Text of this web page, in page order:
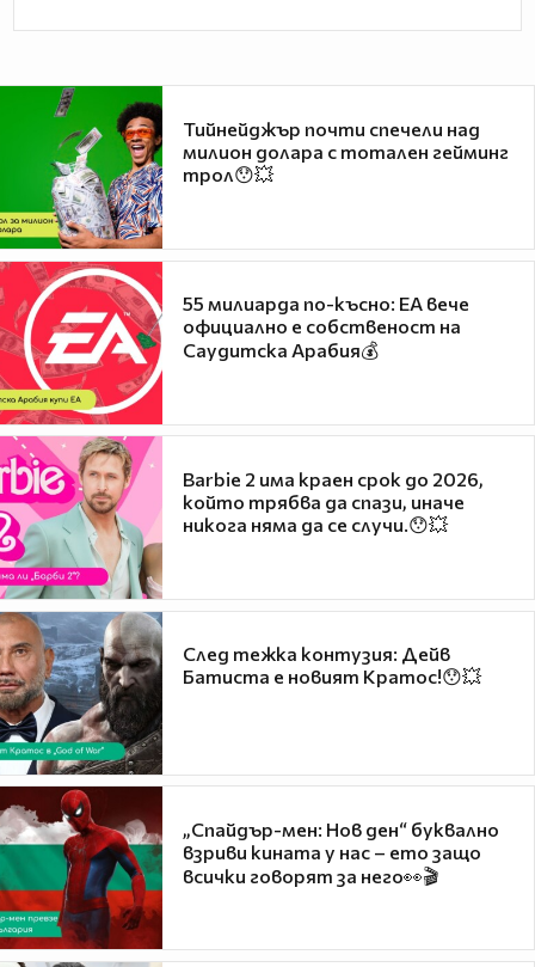
Тийнейджър почти спечели над
милион долара с тотален гейминг
трол😯💥
55 милиарда по-късно: EA вече
официално е собственост на
Саудитска Арабия💰
Barbie 2 има краен срок до 2026,
който трябва да спази, иначе
никога няма да се случи.😯💥
След тежка контузия: Дейв
Батиста е новият Кратос!😯💥
„Спайдър-мен: Нов ден“ буквално
взриви кината у нас – ето защо
всички говорят за него👀🎬